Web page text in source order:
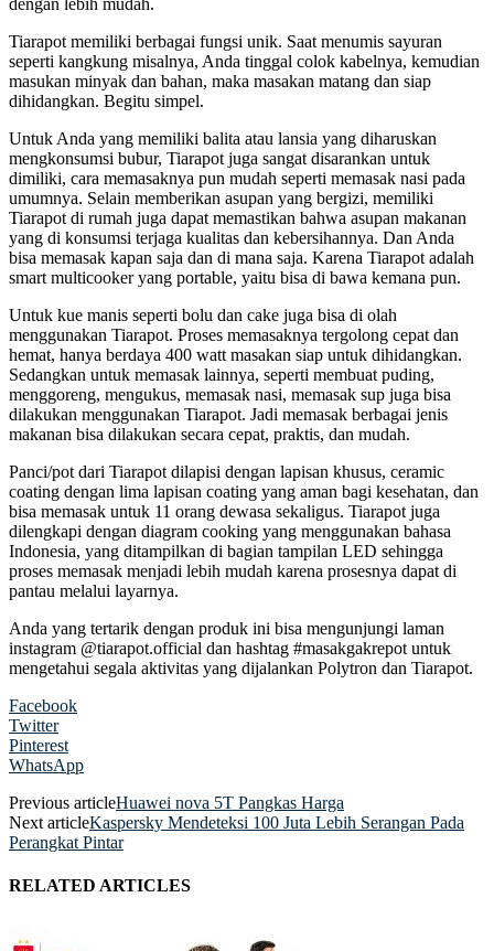
Tiarapot memiliki berbagai fungsi unik. Saat menumis sayuran
seperti kangkung misalnya, Anda tinggal colok kabelnya, kemudian
masukan minyak dan bahan, maka masakan matang dan siap
dihidangkan. Begitu simpel.
Untuk Anda yang memiliki balita atau lansia yang diharuskan
mengkonsumsi bubur, Tiarapot juga sangat disarankan untuk
dimiliki, cara memasaknya pun mudah seperti memasak nasi pada
umumnya. Selain memberikan asupan yang bergizi, memiliki
Tiarapot di rumah juga dapat memastikan bahwa asupan makanan
yang di konsumsi terjaga kualitas dan kebersihannya. Dan Anda
bisa memasak kapan saja dan di mana saja. Karena Tiarapot adalah
smart multicooker yang portable, yaitu bisa di bawa kemana pun.
Untuk kue manis seperti bolu dan cake juga bisa di olah
menggunakan Tiarapot. Proses memasaknya tergolong cepat dan
hemat, hanya berdaya 400 watt masakan siap untuk dihidangkan.
Sedangkan untuk memasak lainnya, seperti membuat puding,
menggoreng, mengukus, memasak nasi, memasak sup juga bisa
dilakukan menggunakan Tiarapot. Jadi memasak berbagai jenis
makanan bisa dilakukan secara cepat, praktis, dan mudah.
Panci/pot dari Tiarapot dilapisi dengan lapisan khusus, ceramic
coating dengan lima lapisan coating yang aman bagi kesehatan, dan
bisa memasak untuk 11 orang dewasa sekaligus. Tiarapot juga
dilengkapi dengan diagram cooking yang menggunakan bahasa
Indonesia, yang ditampilkan di bagian tampilan LED sehingga
proses memasak menjadi lebih mudah karena prosesnya dapat di
pantau melalui layarnya.
Anda yang tertarik dengan produk ini bisa mengunjungi laman
instagram @tiarapot.official dan hashtag #masakgakrepot untuk
mengetahui segala aktivitas yang dijalankan Polytron dan Tiarapot.
Facebook
Twitter
Pinterest
WhatsApp
Previous articleHuawei nova 5T Pangkas Harga
Next articleKaspersky Mendeteksi 100 Juta Lebih Serangan Pada
Perangkat Pintar
RELATED ARTICLES